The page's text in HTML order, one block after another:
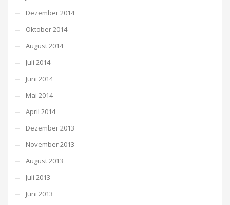
Dezember 2014
Oktober 2014
August 2014
Juli 2014
Juni 2014
Mai 2014
April 2014
Dezember 2013
November 2013
August 2013
Juli 2013
Juni 2013